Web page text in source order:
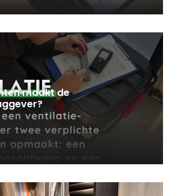
maakt de